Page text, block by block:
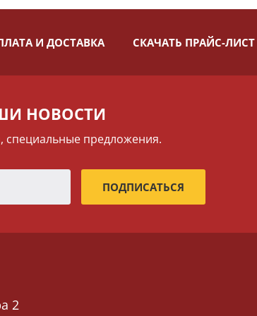
И ДОСТАВКА СКАЧАТЬ ПРАЙС-ЛИСТ
НОВОСТИ
специальные предложения.
2